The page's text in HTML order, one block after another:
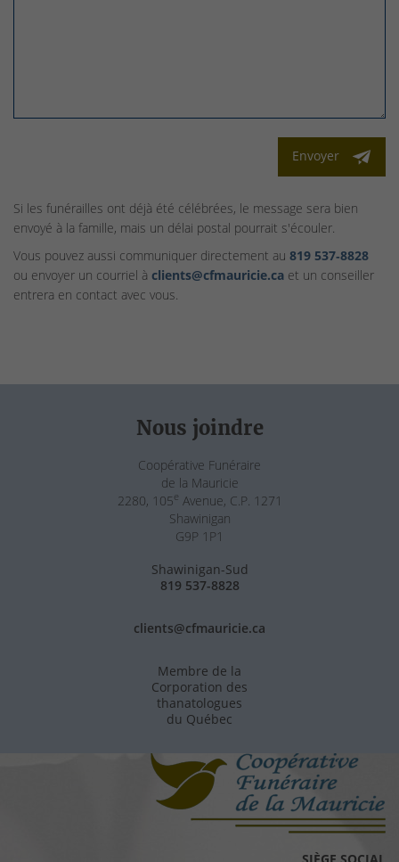
Envoyer
Si les funérailles ont déjà été célébrées, le message sera bien
envoyé à la famille, mais un délai postal pourrait s'écouler.
Vous pouvez aussi communiquer directement au 819 537‑8828
ou envoyer un courriel à clients@cfmauricie.ca et un conseiller
entrera en contact avec vous.
Nous joindre
Coopérative Funéraire
de la Mauricie
2280, 105e Avenue, C.P. 1271
Shawinigan
G9P 1P1
Shawinigan-Sud
819 537-8828
clients@cfmauricie.ca
Membre de la
Corporation des
thanatologues
du Québec